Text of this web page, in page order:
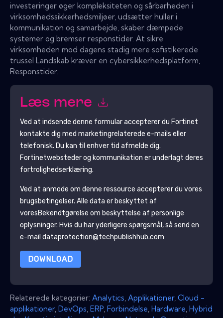
investeringer øger kompleksiteten og sårbarheden i
virksomhedssikkerhedsmiljøer, udsætter huller i
kommunikation og samarbejde, skaber dæmpede
systemer og bremser responstider. At sikre
virksomheden mod dagens stadig mere sofistikerede
trussel Landskab kræver en cybersikkerhedsplatform,
Responstider.
Læs mere
Ved at indsende denne formular accepterer du Fortinet
kontakte dig med marketingrelaterede e-mails eller
telefonisk. Du kan til enhver tid afmelde dig.
Fortinetwebsteder og kommunikation er underlagt deres
fortrolighedserklæring.
Ved at anmode om denne ressource accepterer du vores
brugsbetingelser. Alle data er beskyttet af
voresBekendtgørelse om beskyttelse af personlige
oplysninger. Hvis du har yderligere spørgsmål, så send en
e-mail dataprotection@techpublishhub.com
DOWNLOAD
Relaterede kategorier: Analytics Applikationer, Cloud -
applikationer, DevOps ERP Forbindelse Hardware Hybrid